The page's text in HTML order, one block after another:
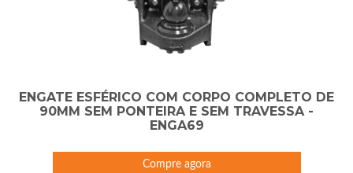
ENGATE ESFÉRICO COM CORPO COMPLETO DE
90MM SEM PONTEIRA E SEM TRAVESSA -
ENGA69
Compre agora